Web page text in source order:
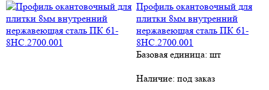
Профиль окантовочный для
плитки 8мм внутренний
нержавеющая сталь ПК 61-
8НС.2700.001
Базовая единица: шт
Наличие: под заказ